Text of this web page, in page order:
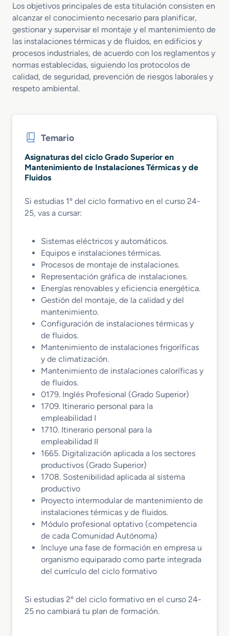
Los objetivos principales de esta titulación consisten en
alcanzar el conocimiento necesario para planificar,
gestionar y supervisar el montaje y el mantenimiento de
las instalaciones térmicas y de fluidos, en edificios y
procesos industriales, de acuerdo con los reglamentos y
normas establecidas, siguiendo los protocolos de
calidad, de seguridad, prevención de riesgos laborales y
respeto ambiental.
Temario
Asignaturas del ciclo Grado Superior en
Mantenimiento de Instalaciones Térmicas y de
Fluidos
Si estudias 1º del ciclo formativo en el curso 24-
25, vas a cursar:
Sistemas eléctricos y automáticos.
Equipos e instalaciones térmicas.
Procesos de montaje de instalaciones.
Representación gráfica de instalaciones.
Energías renovables y eficiencia energética.
Gestión del montaje, de la calidad y del
mantenimiento.
Configuración de instalaciones térmicas y
de fluidos.
Mantenimiento de instalaciones frigoríficas
y de climatización.
Mantenimiento de instalaciones caloríficas y
de fluidos.
0179. Inglés Profesional (Grado Superior)
1709. Itinerario personal para la
empleabilidad I
1710. Itinerario personal para la
empleabilidad II
1665. Digitalización aplicada a los sectores
productivos (Grado Superior)
1708. Sostenibilidad aplicada al sistema
productivo
Proyecto intermodular de mantenimiento de
instalaciones térmicas y de fluidos.
Módulo profesional optativo (competencia
de cada Comunidad Autónoma)
Incluye una fase de formación en empresa u
organismo equiparado como parte integrada
del currículo del ciclo formativo
Si estudias 2º del ciclo formativo en el curso 24-
25 no cambiará tu plan de formación.